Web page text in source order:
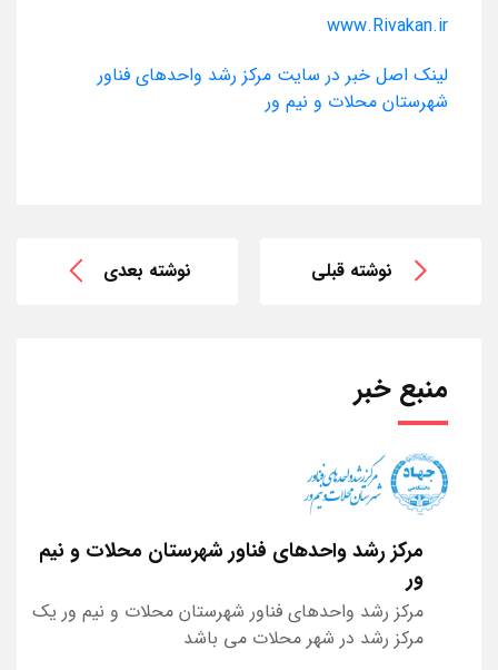
www.Rivakan.ir
لینک اصل خبر در سایت مرکز رشد واحدهای فناور
شهرستان محلات و نیم ور
نوشته قبلی نوشته بعدی
منبع خبر
مرکز رشد واحدهای فناور شهرستان محلات و نیم
ور
مرکز رشد واحدهای فناور شهرستان محلات و نیم ور یک
مرکز رشد در شهر محلات می باشد